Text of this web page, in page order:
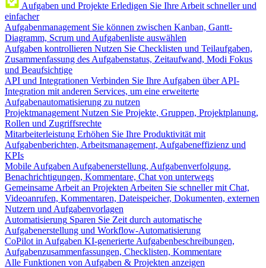
Aufgaben und Projekte Erledigen Sie Ihre Arbeit schneller und
einfacher
Aufgabenmanagement Sie können zwischen Kanban, Gantt-
Diagramm, Scrum und Aufgabenliste auswählen
Aufgaben kontrollieren Nutzen Sie Checklisten und Teilaufgaben,
Zusammenfassung des Aufgabenstatus, Zeitaufwand, Modi Fokus
und Beaufsichtige
API und Integrationen Verbinden Sie Ihre Aufgaben über API-
Integration mit anderen Services, um eine erweiterte
Aufgabenautomatisierung zu nutzen
Projektmanagement Nutzen Sie Projekte, Gruppen, Projektplanung,
Rollen und Zugriffsrechte
Mitarbeiterleistung Erhöhen Sie Ihre Produktivität mit
Aufgabenberichten, Arbeitsmanagement, Aufgabeneffizienz und
KPIs
Mobile Aufgaben Aufgabenerstellung, Aufgabenverfolgung,
Benachrichtigungen, Kommentare, Chat von unterwegs
Gemeinsame Arbeit an Projekten Arbeiten Sie schneller mit Chat,
Videoanrufen, Kommentaren, Dateispeicher, Dokumenten, externen
Nutzern und Aufgabenvorlagen
Automatisierung Sparen Sie Zeit durch automatische
Aufgabenerstellung und Workflow-Automatisierung
CoPilot in Aufgaben KI-generierte Aufgabenbeschreibungen,
Aufgabenzusammenfassungen, Checklisten, Kommentare
Alle Funktionen von Aufgaben & Projekten anzeigen